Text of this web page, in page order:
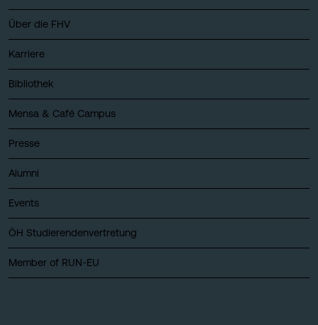
Über die FHV
Karriere
Bibliothek
Mensa & Café Campus
Presse
Alumni
Events
ÖH Studierendenvertretung
Member of RUN-EU